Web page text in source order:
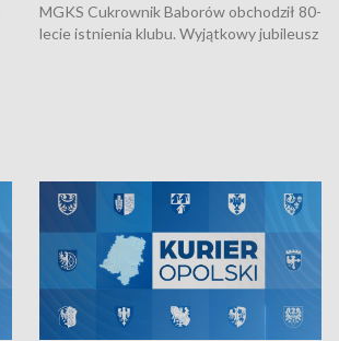
MGKS Cukrownik Baborów obchodził 80-
lecie istnienia klubu. Wyjątkowy jubileusz